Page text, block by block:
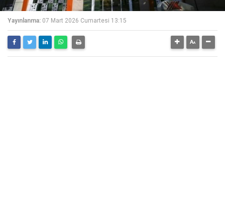
Yayınlanma: 07 Mart 2026 Cumartesi 13:15